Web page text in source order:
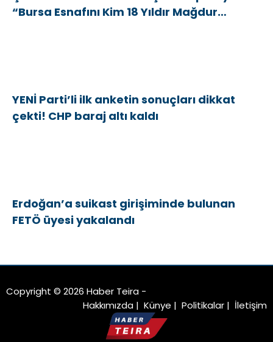
“Bursa Esnafını Kim 18 Yıldır Mağdur
YENİ Parti’li ilk anketin sonuçları dikkat
çekti! CHP baraj altı kaldı
Erdoğan’a suikast girişiminde bulunan
FETÖ üyesi yakalandı
Copyright © 2026 Haber Teira -
Hakkımızda | Künye | Politikalar | İletişim